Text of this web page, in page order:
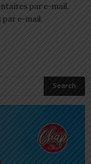
par e-mail.
par e-mail.